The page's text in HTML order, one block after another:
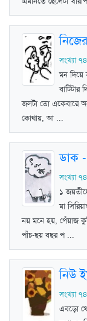
সংখ্যা
মন দিয়ে
বাটিটার
জলটা তো একেবারে
কোথায়, আ ...
ডাক
সংখ্যা
১
মা
নয় মনে হয়, পেঁয়াজ
পাঁচ-ছয় বছর প ...
নিউ
সংখ্যা
এবড়ো